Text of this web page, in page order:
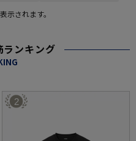
されます。
ランキング
2